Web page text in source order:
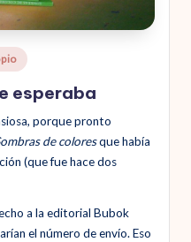
esperaba
porque pronto
de coloresque había
(que fue hace dos
a la editorial Bubok
el número de envío. Eso